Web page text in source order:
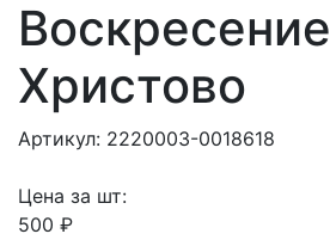
Воскресение
Христово
Артикул: 2220003-0018618
Цена за шт:
500 ₽